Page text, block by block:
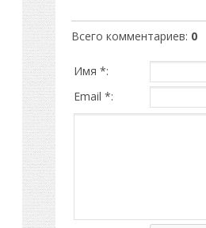
Всего комментариев: 0
Имя *:
Email *: